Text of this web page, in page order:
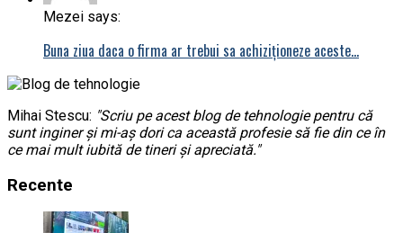
Mezei says:
Buna ziua daca o firma ar trebui sa achiziționeze aceste…
Mihai Stescu: "Scriu pe acest blog de tehnologie pentru că
sunt inginer și mi-aș dori ca această profesie să fie din ce în
ce mai mult iubită de tineri și apreciată."
Recente